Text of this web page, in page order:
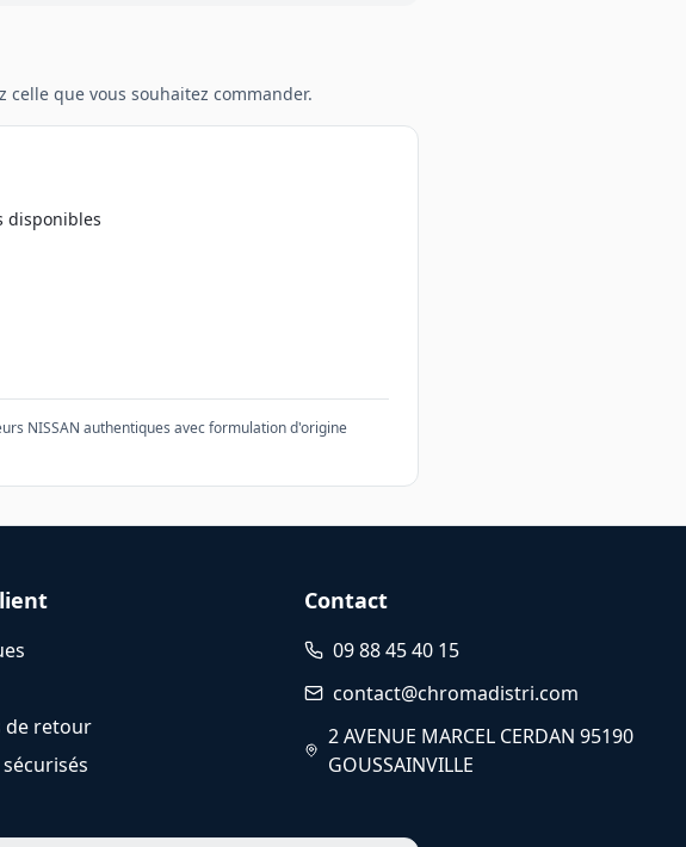
que vous souhaitez commander.
disponibles
NISSAN authentiques avec formulation d'origine
de retour
Contact
09 88 45 40 15
contact@chromadistri.com
2 AVENUE MARCEL CERDAN 95190
GOUSSAINVILLE